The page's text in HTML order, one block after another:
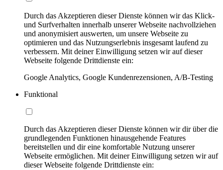
Durch das Akzeptieren dieser Dienste können wir das Klick-
und Surfverhalten innerhalb unserer Webseite nachvollziehen
und anonymisiert auswerten, um unsere Webseite zu
optimieren und das Nutzungserlebnis insgesamt laufend zu
verbessern. Mit deiner Einwilligung setzen wir auf dieser
Webseite folgende Drittdienste ein:
Google Analytics, Google Kundenrezensionen, A/B-Testing
Funktional
Durch das Akzeptieren dieser Dienste können wir dir über die
grundlegenden Funktionen hinausgehende Features
bereitstellen und dir eine komfortable Nutzung unserer
Webseite ermöglichen. Mit deiner Einwilligung setzen wir auf
dieser Webseite folgende Drittdienste ein: